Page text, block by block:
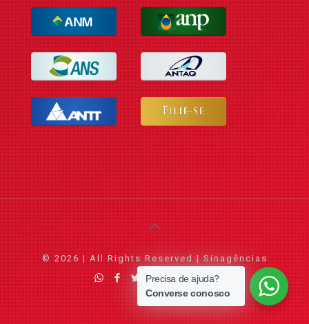
© 2026 | All Rights Reserved | Sinagências
Precisa de ajuda?
Converse conosco